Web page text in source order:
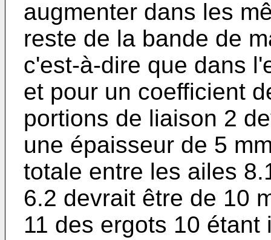
augmenter dans les
reste de la bande de
c'est-à-dire que dans
et pour un coefficient
portions de liaison 2
une épaisseur de 5
totale entre les ailes
6.2 devrait être de 10
11 des ergots 10